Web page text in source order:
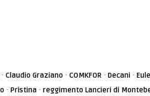
· Claudio Graziano · COMKFOR · Decani ·
· Pristina · reggimento Lancieri di